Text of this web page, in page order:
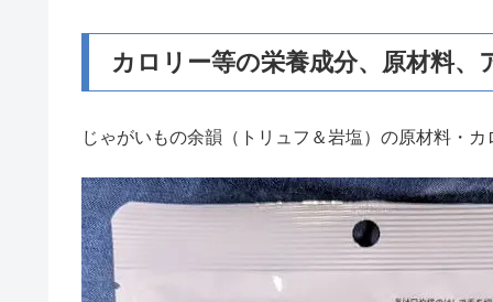
カロリー等の栄養成分、原材料、
じゃがいもの余韻（トリュフ＆岩塩）の原材料・